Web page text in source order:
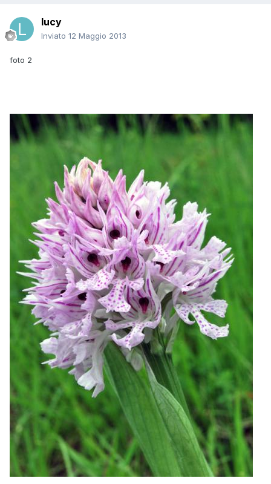
lucy
Inviato 12 Maggio 2013
foto 2